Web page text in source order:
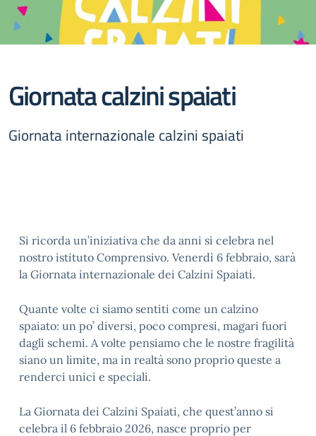
Giornata calzini spaiati
Giornata internazionale calzini spaiati
Si ricorda un’iniziativa che da anni si celebra nel
nostro istituto Comprensivo. Venerdì 6 febbraio, sarà
la Giornata internazionale dei Calzini Spaiati.
Quante volte ci siamo sentiti come un calzino
spaiato: un po’ diversi, poco compresi, magari fuori
dagli schemi. A volte pensiamo che le nostre fragilità
siano un limite, ma in realtà sono proprio queste a
renderci unici e speciali.
La Giornata dei Calzini Spaiati, che quest’anno si
celebra il 6 febbraio 2026, nasce proprio per